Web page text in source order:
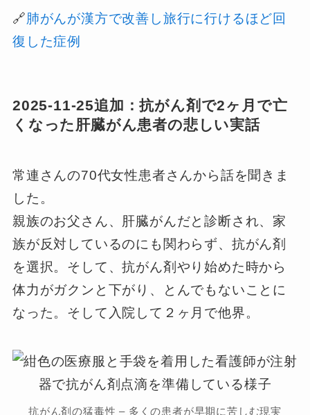
🔗肺がんが漢方で改善し旅行に行けるほど回
復した症例
2025-11-25追加：抗がん剤で2ヶ月で亡
くなった肝臓がん患者の悲しい実話
常連さんの70代女性患者さんから話を聞きま
した。
親族のお父さん、肝臓がんだと診断され、家
族が反対しているのにも関わらず、抗がん剤
を選択。そして、抗がん剤やり始めた時から
体力がガクンと下がり、とんでもないことに
なった。そして入院して２ヶ月で他界。
抗がん剤の猛毒性 – 多くの患者が早期に苦しむ現実